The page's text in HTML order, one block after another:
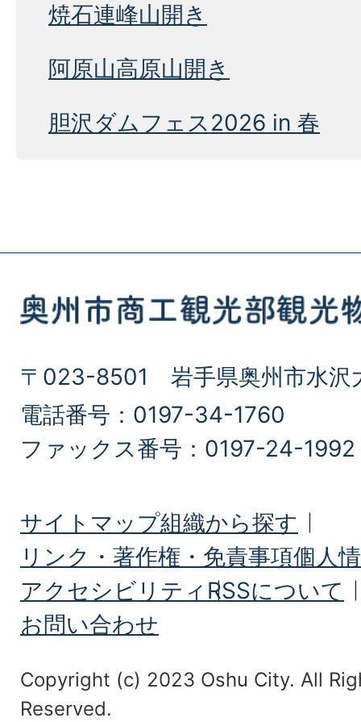
焼石連峰山開き
阿原山高原山開き
胆沢ダムフェス2026 in 春
〒023-8501 岩手県奥州市水沢
電話番号：0197-34-1760
ファックス番号：0197-24-1992
サイトマップ組織から探す
リンク・著作権・免責事項個人
アクセシビリティ RSSについて
お問い合わせ
Copyright (c) 2023 Oshu City. All
Reserved.